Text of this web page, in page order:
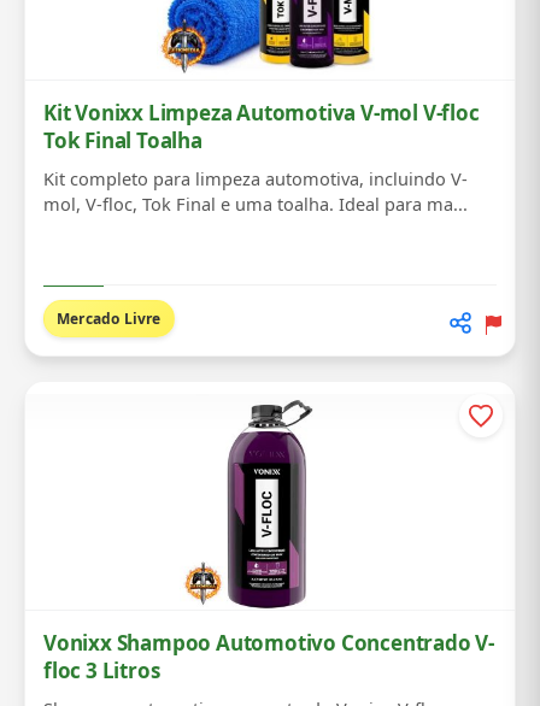
Kit Vonixx Limpeza Automotiva V-mol V-floc
Tok Final Toalha
Kit completo para limpeza automotiva, incluindo V-
mol, V-floc, Tok Final e uma toalha. Ideal para ma...
Mercado Livre
Vonixx Shampoo Automotivo Concentrado V-
floc 3 Litros